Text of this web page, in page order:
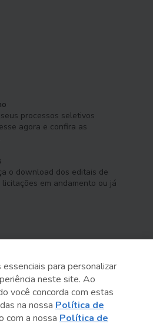
processos seletivos
agora e confira as
o download dos editais de
em andamento ou já
Estado de São Paulo
para personalizar
neste site. Ao
você concorda com estas
na nossa Política de
com a nossa Política de